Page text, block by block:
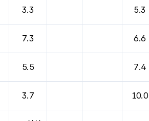
3.3 5.3
7.3 6.6
5.5 7.4
3.7 10.0